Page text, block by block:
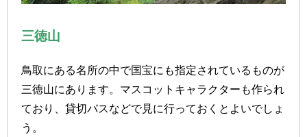
三徳山
鳥取にある名所の中で国宝にも指定されているものが
三徳山にあります。マスコットキャラクターも作られ
ており、貸切バスなどで見に行っておくとよいでしょ
う。